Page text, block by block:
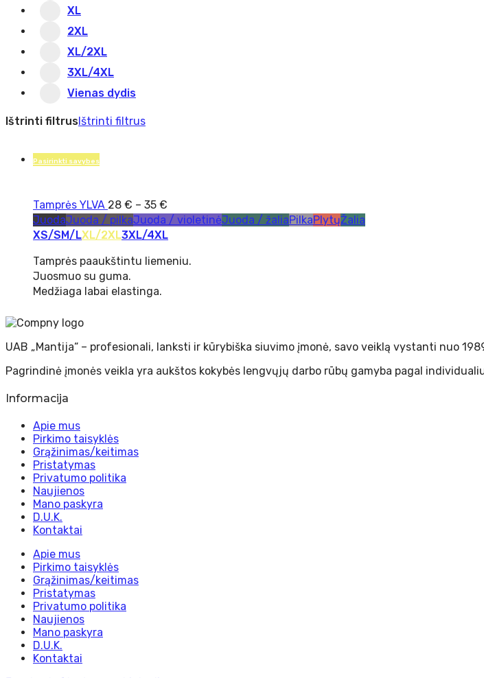
XL
2XL
XL/2XL
3XL/4XL
Vienas dydis
Ištrinti filtrusIštrinti filtrus
Pasirinkti savybes
Tamprės YLVA 28 € – 35 €
JuodaJuoda / pilkaJuoda / violetinėJuoda / žaliaPilkaPlytųŽalia
XS/SM/LXL/2XL3XL/4XL
Tamprės paaukštintu liemeniu.
Juosmuo su guma.
Medžiaga labai elastinga.
UAB „Mantija“ – profesionali, lanksti ir kūrybiška siuvimo įmonė, savo veiklą vystanti nuo
Pagrindinė įmonės veikla yra aukštos kokybės lengvųjų darbo rūbų gamyba pagal
Informacija
Apie mus
Pirkimo taisyklės
Grąžinimas/keitimas
Pristatymas
Privatumo politika
Naujienos
Mano paskyra
D.U.K.
Kontaktai
Apie mus
Pirkimo taisyklės
Grąžinimas/keitimas
Pristatymas
Privatumo politika
Naujienos
Mano paskyra
D.U.K.
Kontaktai